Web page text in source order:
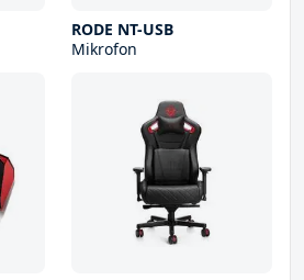
RODE NT-USB
Mikrofon